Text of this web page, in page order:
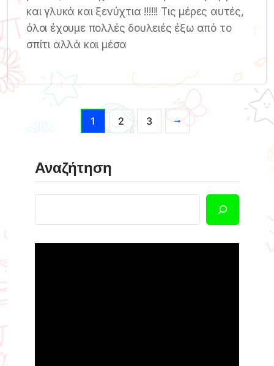
και γλυκά και ξενύχτια !!!!!! Τις μέρες αυτές,
όλοι έχουμε πολλές δουλειές έξω από το
σπίτι αλλά και μέσα
1 2 3
Αναζήτηση